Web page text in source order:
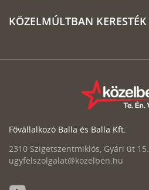
KÖZELMÚLTBAN KERESTÉK
Fővállalkozó Balla és Balla Kft.
2310 Szigetszentmiklós, Gyári út 15.
ugyfelszolgalat@kozelben.hu